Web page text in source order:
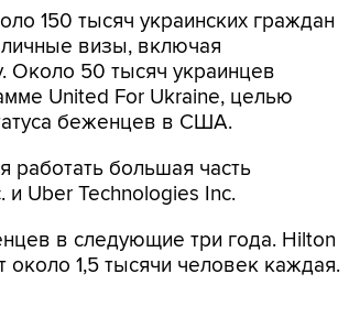
150 тысяч украинских граждан
визы, включая
Около 50 тысяч украинцев
United For Ukraine, целью
беженцев в США.
работать большая часть
Uber Technologies Inc.
в следующие три года. Hilton
около 1,5 тысячи человек каждая.